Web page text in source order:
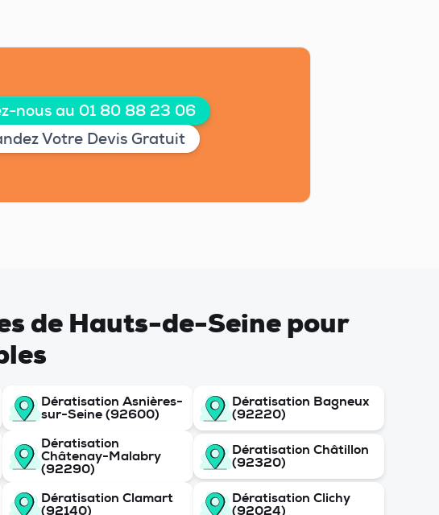
nous au 01 80 88 23 06
Votre Devis Gratuit
de Hauts-de-Seine pour
Dératisation Asnières-
sur-Seine (92600)
Dératisation Bagneux
(92220)
Dératisation
Châtenay-Malabry
(92290)
Dératisation Châtillon
(92320)
Dératisation Clamart
(92140)
Dératisation Clichy
(92024)